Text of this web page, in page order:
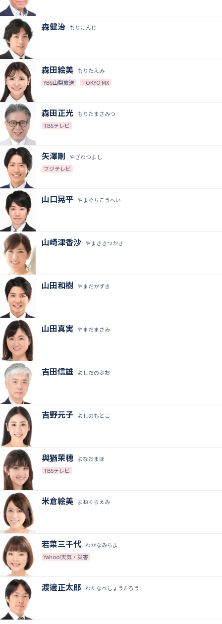
もりけんじ
森健治
もりたえみ
森田絵美
YBS山梨放送 TOKYO MX
もりたまさみつ
森田正光
TBSテレビ
やざわつよし
矢澤剛
フジテレビ
やまぐちこうへい
山口晃平
やまさきつかさ
山崎津香沙
やまだかずき
山田和樹
やまだまさみ
山田真実
よしだのぶお
吉田信雄
よしのもとこ
吉野元子
よなおまほ
與猶茉穂
TBSテレビ
よねくらえみ
米倉絵美
わかなみちよ
若菜三千代
Yahoo!天気・災害
わたなべしょうたろう
渡邊正太郎